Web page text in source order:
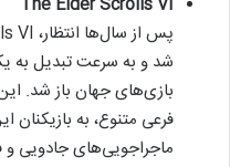
شد و به سرعت تبدیل به
بازی‌های جهان باز شد.
فرعی متنوع، به بازیکنان
ماجراجویی‌های جادویی و